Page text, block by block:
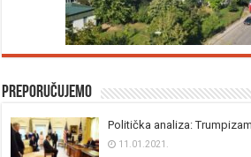
Preporučujemo
Politička analiza:
11.01.2021.